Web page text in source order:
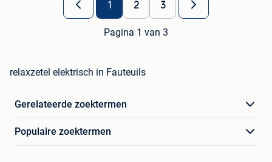
1 2 3
Pagina 1 van 3
relaxzetel elektrisch in Fauteuils
Gerelateerde zoektermen
Populaire zoektermen